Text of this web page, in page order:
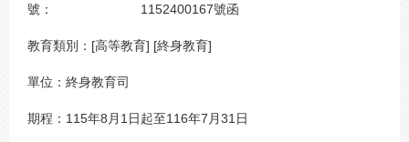
號：
1152400167號函
教育類別： [高等教育] [終身教育]
單位： 終身教育司
期程： 115年8月1日起至116年7月31日